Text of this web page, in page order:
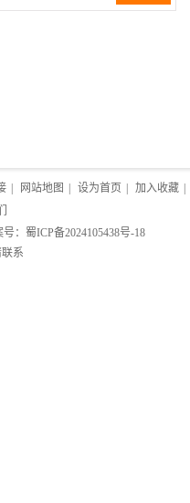
网站地图 设为首页 加入收藏
： 蜀ICP备2024105438号-18
系